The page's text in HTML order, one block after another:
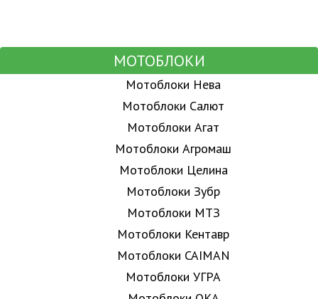
МОТОБЛОКИ
Мотоблоки Нева
Мотоблоки Салют
Мотоблоки Агат
Мотоблоки Агромаш
Мотоблоки Целина
Мотоблоки Зубр
Мотоблоки МТЗ
Мотоблоки Кентавр
Мотоблоки CAIMAN
Мотоблоки УГРА